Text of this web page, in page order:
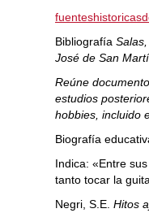
Bibliografía
José de San
Reúne
estudios
hobbies, incluido
Biografía
Indica: «Entre
tanto tocar la
Negri, S.E. Hitos